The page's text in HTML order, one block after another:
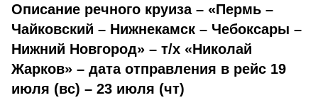
Описание речного круиза – «Пермь –
Чайковский – Нижнекамск – Чебоксары –
Нижний Новгород» – т/х «Николай
Жарков» – дата отправления в рейс 19
июля (вс) – 23 июля (чт)